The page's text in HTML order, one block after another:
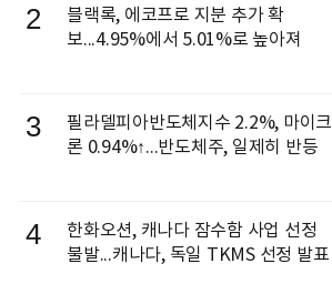
2
블랙록, 에코프로 지분 추가 확
보...4.95%에서 5.01%로 높아져
3
필라델피아반도체지수 2.2%, 마이크
론 0.94%↑...반도체주, 일제히 반등
4
한화오션, 캐나다 잠수함 사업 선정
불발...캐나다, 독일 TKMS 선정 발표